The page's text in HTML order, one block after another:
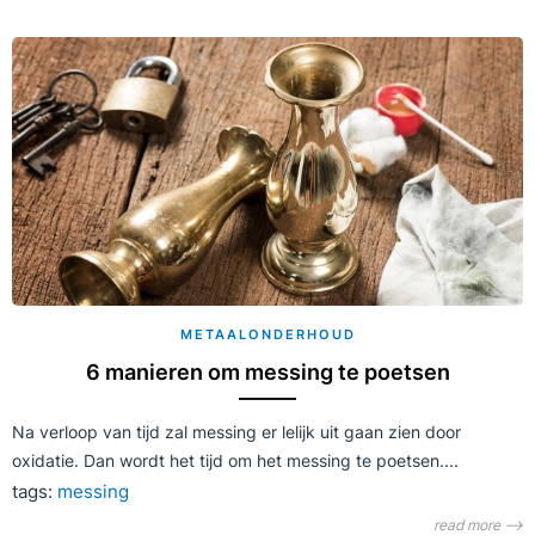
METAALONDERHOUD
6 manieren om messing te poetsen
Na verloop van tijd zal messing er lelijk uit gaan zien door
oxidatie. Dan wordt het tijd om het messing te poetsen....
tags: messing
read more ⟶